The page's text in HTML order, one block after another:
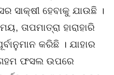
ସାକ୍ଷୀ ହେବାକୁ ଯାଉଛି ।
ତାପମାତ୍ରା ହାରାହାରି
କରିଛି । ଯାହାର
ଫସଲ ଉପରେ